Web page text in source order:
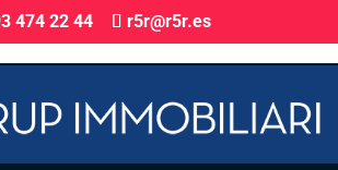
474 22 44 r5r@r5r.es